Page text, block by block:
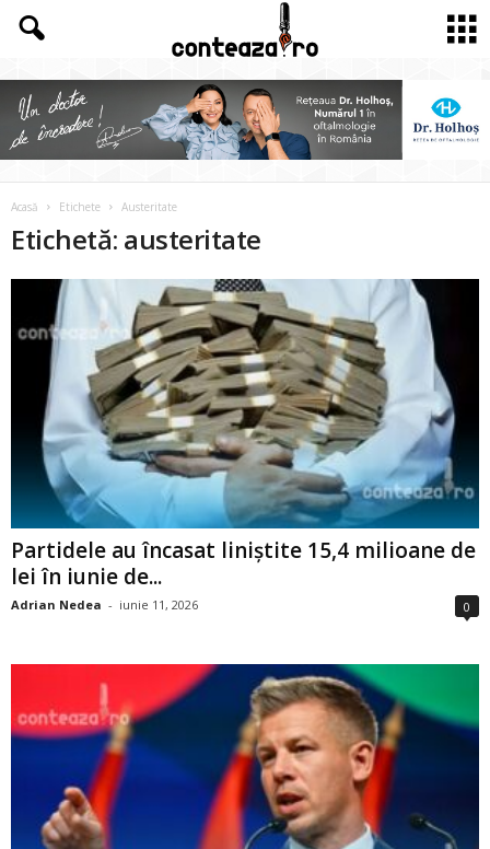
Acasă Etichete Austeritate
Etichetă: austeritate
Partidele au încasat liniștite 15,4 milioane de
lei în iunie de...
Adrian Nedea - iunie 11, 2026 0